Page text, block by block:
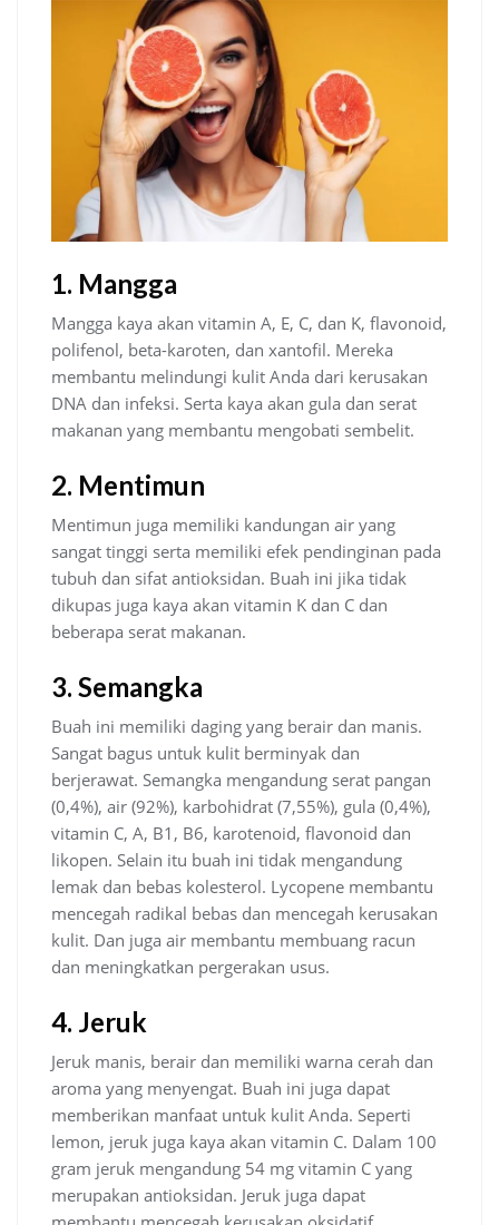
1. Mangga
Mangga kaya akan vitamin A, E, C, dan K, flavonoid,
polifenol, beta-karoten, dan xantofil. Mereka
membantu melindungi kulit Anda dari kerusakan
DNA dan infeksi. Serta kaya akan gula dan serat
makanan yang membantu mengobati sembelit.
2. Mentimun
Mentimun juga memiliki kandungan air yang
sangat tinggi serta memiliki efek pendinginan pada
tubuh dan sifat antioksidan. Buah ini jika tidak
dikupas juga kaya akan vitamin K dan C dan
beberapa serat makanan.
3. Semangka
Buah ini memiliki daging yang berair dan manis.
Sangat bagus untuk kulit berminyak dan
berjerawat. Semangka mengandung serat pangan
(0,4%), air (92%), karbohidrat (7,55%), gula (0,4%),
vitamin C, A, B1, B6, karotenoid, flavonoid dan
likopen. Selain itu buah ini tidak mengandung
lemak dan bebas kolesterol. Lycopene membantu
mencegah radikal bebas dan mencegah kerusakan
kulit. Dan juga air membantu membuang racun
dan meningkatkan pergerakan usus.
4. Jeruk
Jeruk manis, berair dan memiliki warna cerah dan
aroma yang menyengat. Buah ini juga dapat
memberikan manfaat untuk kulit Anda. Seperti
lemon, jeruk juga kaya akan vitamin C. Dalam 100
gram jeruk mengandung 54 mg vitamin C yang
merupakan antioksidan. Jeruk juga dapat